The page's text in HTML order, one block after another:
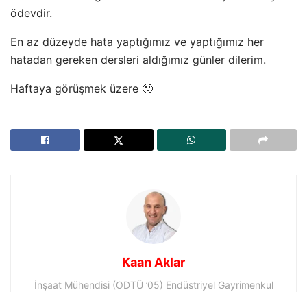
ödevdir.
En az düzeyde hata yaptığımız ve yaptığımız her
hatadan gereken dersleri aldığımız günler dilerim.
Haftaya görüşmek üzere 🙂
Kaan Aklar
İnşaat Mühendisi (ODTÜ ’05) Endüstriyel Gayrimenkul